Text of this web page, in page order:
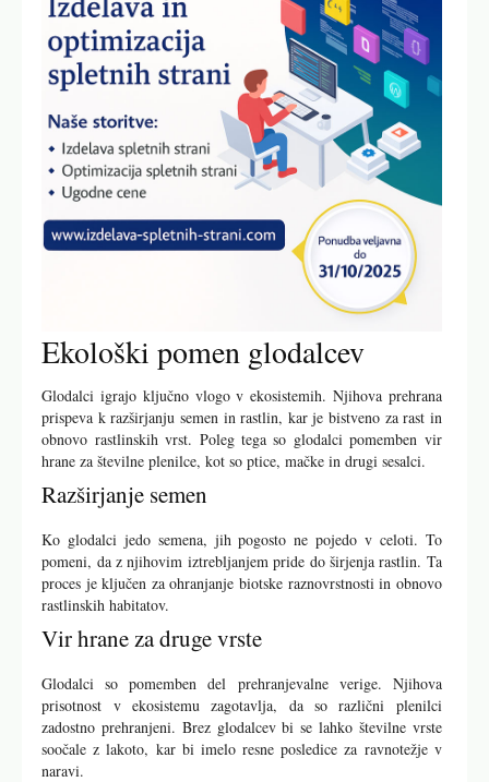
Ekološki pomen glodalcev
Glodalci igrajo ključno vlogo v ekosistemih. Njihova prehrana
prispeva k razširjanju semen in rastlin, kar je bistveno za rast in
obnovo rastlinskih vrst. Poleg tega so glodalci pomemben vir
hrane za številne plenilce, kot so ptice, mačke in drugi sesalci.
Razširjanje semen
Ko glodalci jedo semena, jih pogosto ne pojedo v celoti. To
pomeni, da z njihovim iztrebljanjem pride do širjenja rastlin. Ta
proces je ključen za ohranjanje biotske raznovrstnosti in obnovo
rastlinskih habitatov.
Vir hrane za druge vrste
Glodalci so pomemben del prehranjevalne verige. Njihova
prisotnost v ekosistemu zagotavlja, da so različni plenilci
zadostno prehranjeni. Brez glodalcev bi se lahko številne vrste
soočale z lakoto, kar bi imelo resne posledice za ravnotežje v
naravi.